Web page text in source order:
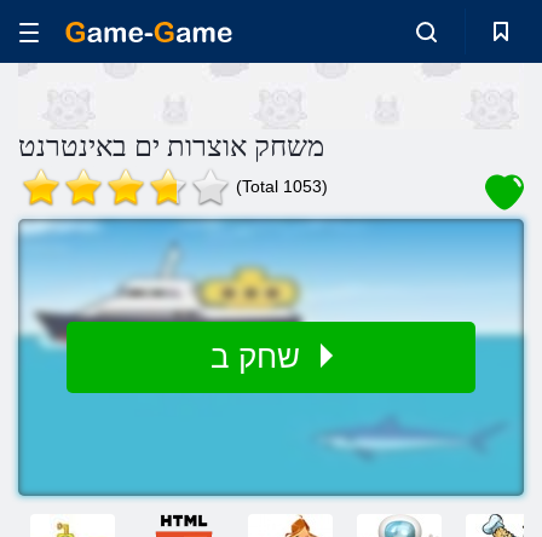
משחק אוצרות ים באינטרנט
(Total 1053)